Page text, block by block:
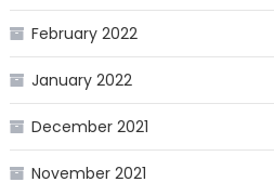
February 2022
January 2022
December 2021
November 2021